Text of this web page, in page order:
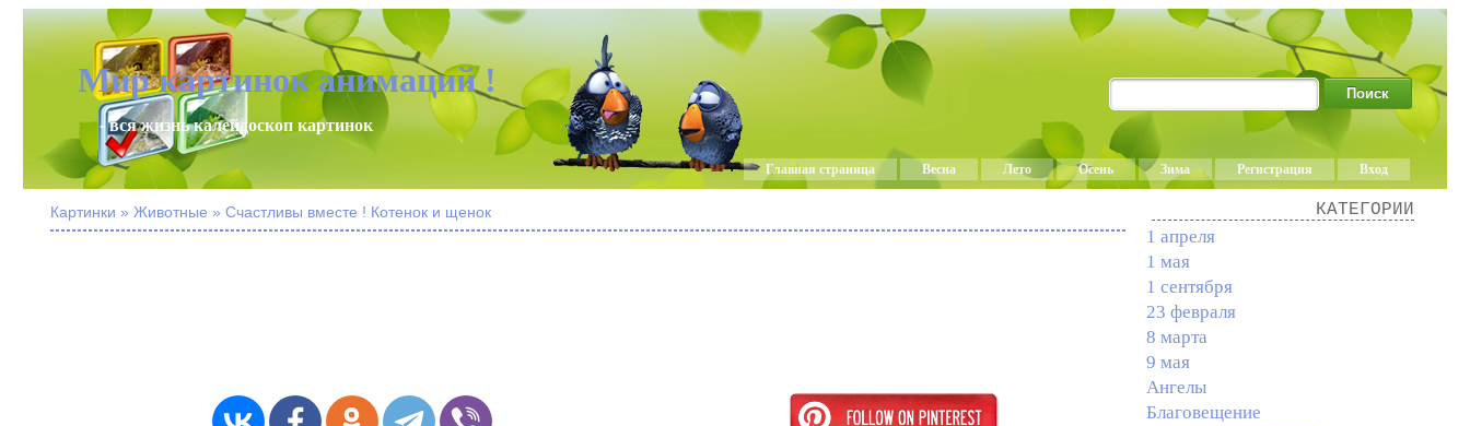
Мир картинок анимаций !
- вся жизнь калейдоскоп картинок
Главная страница Весна Лето Осень Зима Регистрация Вход
Картинки » Животные » Счастливы вместе ! Котенок и щенок КАТЕГОРИИ
1 апреля
1 мая
1 сентября
23 февраля
8 марта
9 мая
Ангелы
Благовещение